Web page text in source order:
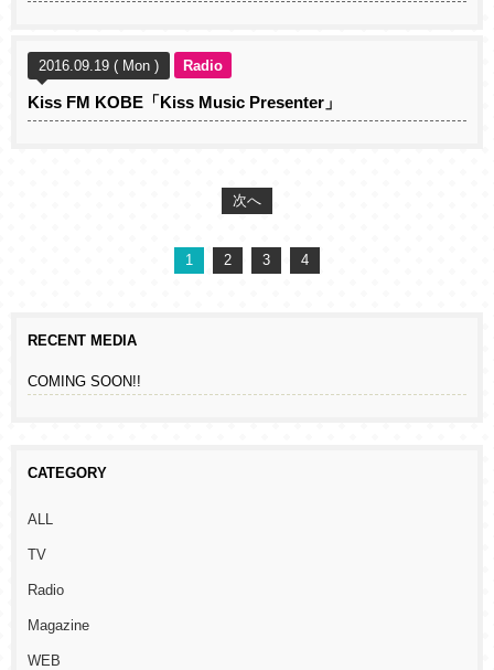
2016.09.19 ( Mon ) Radio
Kiss FM KOBE「Kiss Music Presenter」
次へ
1 2 3 4
RECENT MEDIA
COMING SOON!!
CATEGORY
ALL
TV
Radio
Magazine
WEB